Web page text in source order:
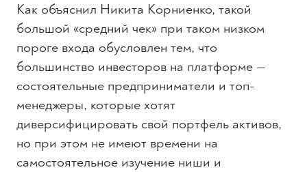
Как объяснил Никита Корниенко, такой
большой «средний чек» при таком низком
пороге входа обусловлен тем, что
большинство инвесторов на платформе —
состоятельные предприниматели и топ-
менеджеры, которые хотят
диверсифицировать свой портфель активов,
но при этом не имеют времени на
самостоятельное изучение ниши и